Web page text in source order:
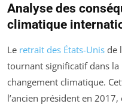
Analyse des
climatique
Le retrait des États-Unis de
tournant significatif dans
changement climatique.
l’ancien président en